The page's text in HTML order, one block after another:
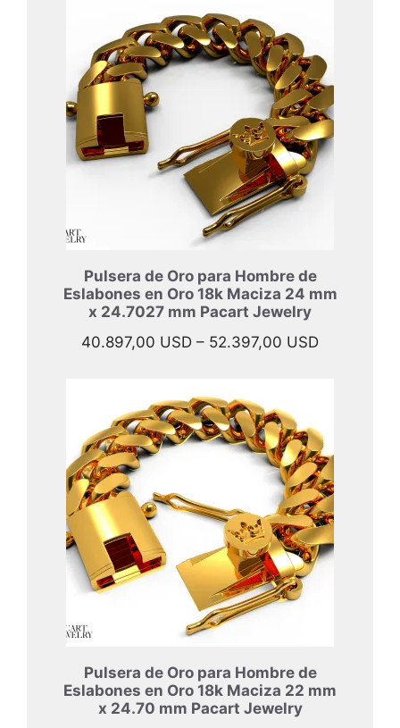
hasta
57.997,00
Pulsera de Oro para Hombre de
Eslabones en Oro 18k Maciza 24 mm
x 24.7027 mm Pacart Jewelry
40.897,00 USD – 52.397,00 USDRango
40.897,00
hasta
52.397,00
Pulsera de Oro para Hombre de
Eslabones en Oro 18k Maciza 22 mm
x 24.70 mm Pacart Jewelry